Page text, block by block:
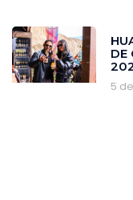
DE
5